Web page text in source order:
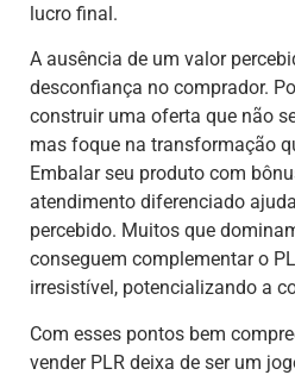
lucro final.
A ausência de um valor
desconfiança no comprador.
construir uma oferta que não
mas foque na transformação
Embalar seu produto com
atendimento diferenciado
percebido. Muitos que
conseguem complementar o
irresistível, potencializando a
Com esses pontos bem
vender PLR deixa de ser um